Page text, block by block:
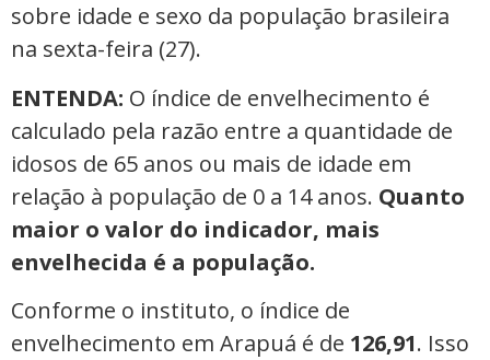
sobre idade e sexo da população brasileira
na sexta-feira (27).
ENTENDA: O índice de envelhecimento é
calculado pela razão entre a quantidade de
idosos de 65 anos ou mais de idade em
relação à população de 0 a 14 anos. Quanto
maior o valor do indicador, mais
envelhecida é a população.
Conforme o instituto, o índice de
envelhecimento em Arapuá é de 126,91. Isso